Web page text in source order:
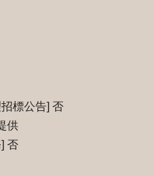
標公告] 否
供
否